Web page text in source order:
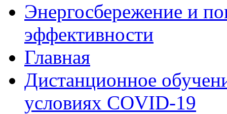
Энергосбережение и
эффективности
Главная
Дистанционное
условиях COVID-19